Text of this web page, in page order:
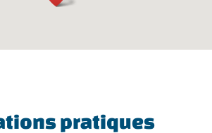
pratiques